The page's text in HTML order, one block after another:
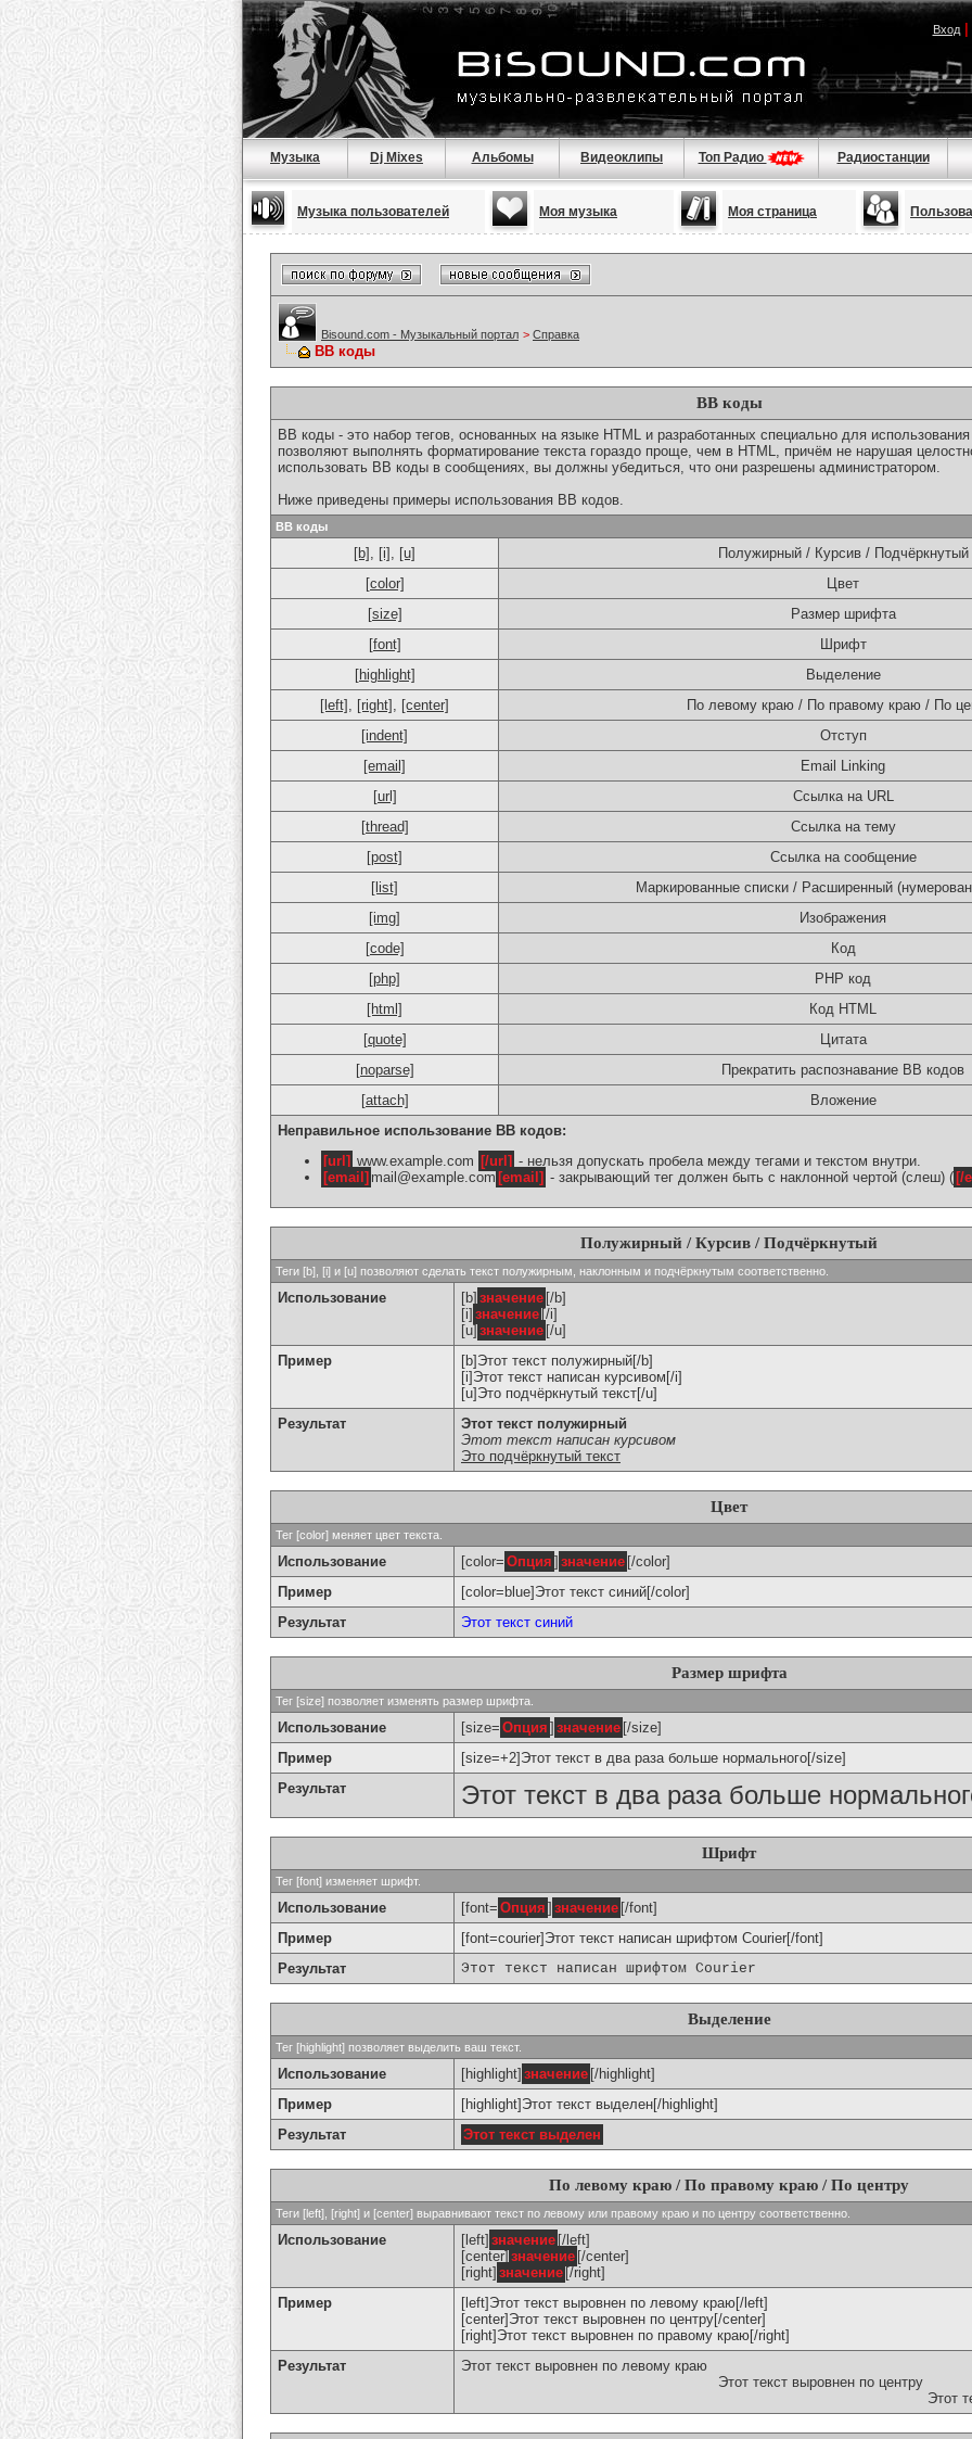
Вход|
Музыка Dj Mixes Альбомы Видеоклипы Топ Радио Радиостанции
Музыка пользователей Моя музыка Моя страница
Bisound.com - Музыкальный портал > Справка
BB коды
BB коды
BB коды - это набор тегов, основанных на языке HTML и разработанных специально для
позволяют выполнять форматирование текста гораздо проще, чем в HTML, причём не нарушая
использовать BB коды в сообщениях, вы должны убедиться, что они разрешены администратором.
Ниже приведены примеры использования BB кодов.
BB коды
[b] , [i] , [u]
Полужирный / Курсив / Подчёркнутый
[color]
Цвет
[size]
Размер шрифта
[font]
Шрифт
[highlight]
Выделение
[left] , [right] , [center]
По левому краю / По правому краю / По
[indent]
Отступ
[email]
Email Linking
[url]
Ссылка на URL
[thread]
Ссылка на тему
[post]
Ссылка на сообщение
[list]
Маркированные списки / Расширенный
[img]
Изображения
[code]
Код
[php]
PHP код
[html]
Код HTML
[quote]
Цитата
[noparse]
Прекратить распознавание BB кодов
[attach]
Вложение
Неправильное использование BB кодов:
[url] www.example.com [/url] - нельзя допускать пробела между тегами и текстом внутри.
[email] mail@example.com [email] - закрывающий тег должен быть с наклонной чертой (слеш) ( [/
Полужирный / Курсив / Подчёркнутый
Теги [b], [i] и [u] позволяют сделать текст полужирным, наклонным и подчёркнутым соответственно.
Использование [b] значение [/b]
[i] значение [/i]
[u] значение [/u]
Пример
[b]Этот текст полужирный[/b]
[i]Этот текст написан курсивом[/i]
[u]Это подчёркнутый текст[/u]
Результат
Этот текст полужирный
Этот текст написан курсивом
Это подчёркнутый текст
Цвет
Тег [color] меняет цвет текста.
Использование [color= Опция ] значение [/color]
Пример
[color=blue]Этот текст синий[/color]
Результат
Этот текст синий
Размер шрифта
Тег [size] позволяет изменять размер шрифта.
Использование [size= Опция ] значение [/size]
Пример
[size=+2]Этот текст в два раза больше нормального[/size]
Результат
Этот текст в два раза больше
Шрифт
Тег [font] изменяет шрифт.
Использование [font= Опция ] значение [/font]
Пример
[font=courier]Этот текст написан шрифтом Courier[/font]
Результат
Этот текст написан шрифтом Courier
Выделение
Тег [highlight] позволяет выделить ваш текст.
Использование [highlight] значение [/highlight]
Пример
[highlight]Этот текст выделен[/highlight]
Результат
Этот текст выделен
По левому краю / По правому краю / По центру
Теги [left], [right] и [center] выравнивают текст по левому или правому краю и по центру соответственно.
Использование [left] значение [/left]
[center] значение [/center]
[right] значение [/right]
Пример
[left]Этот текст выровнен по левому краю[/left]
[center]Этот текст выровнен по центру[/center]
[right]Этот текст выровнен по правому краю[/right]
Результат
Этот текст выровнен по левому краю
Этот текст выровнен по центру
Этот